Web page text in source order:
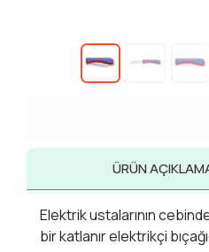
ÜRÜN
Elektrik ustalarının
bir katlanır elektrikçi